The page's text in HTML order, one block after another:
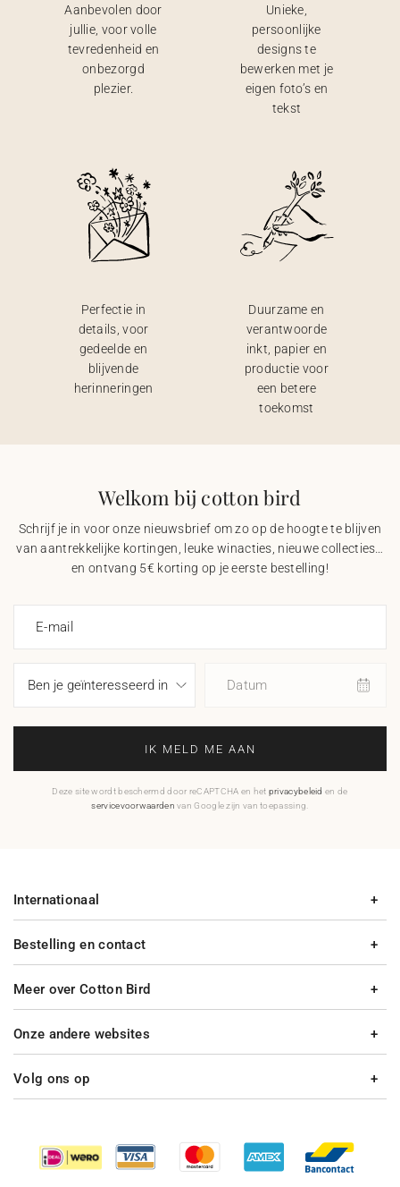
Aanbevolen door
jullie, voor volle
tevredenheid en
onbezorgd
plezier.
Unieke,
persoonlijke
designs te
bewerken met je
eigen foto’s en
tekst
Perfectie in
details, voor
gedeelde en
blijvende
herinneringen
Duurzame en
verantwoorde
inkt, papier en
productie voor
een betere
toekomst
Welkom bij cotton bird
Schrijf je in voor onze nieuwsbrief om zo op de hoogte te blijven
van aantrekkelijke kortingen, leuke winacties, nieuwe collecties…
en ontvang 5€ korting op je eerste bestelling!
E-mail
Datum
IK MELD ME AAN
Deze site wordt beschermd door reCAPTCHA en het privacybeleid en de
servicevoorwaarden van Google zijn van toepassing.
Bestelling en contact
Meer over Cotton Bird
Internationaal
Onze andere websites
Volg ons op